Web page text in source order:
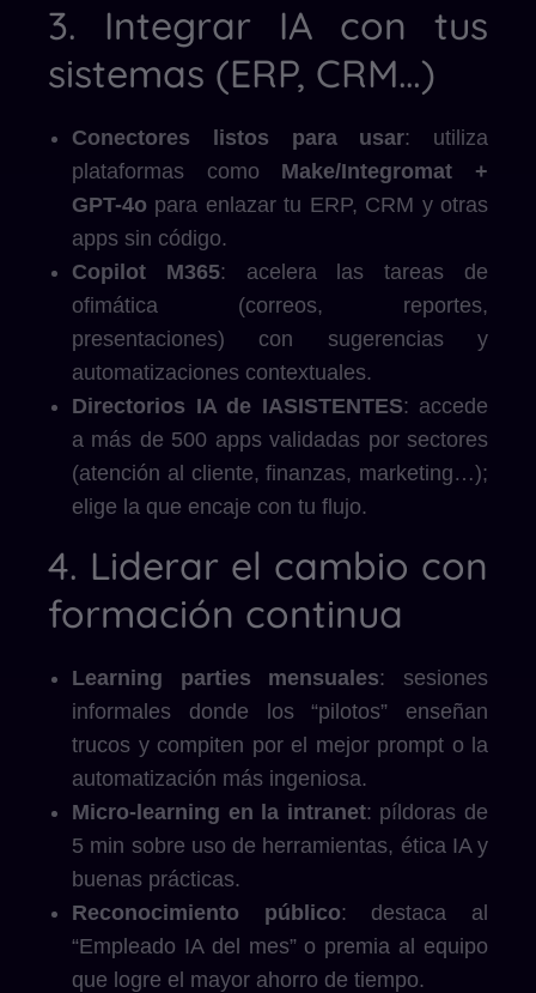
3. Integrar IA con tus
sistemas (ERP, CRM…)
Conectores listos para usar: utiliza
plataformas como Make/Integromat +
GPT-4o para enlazar tu ERP, CRM y otras
apps sin código.
Copilot M365: acelera las tareas de
ofimática (correos, reportes,
presentaciones) con sugerencias y
automatizaciones contextuales.
Directorios IA de IASISTENTES: accede
a más de 500 apps validadas por sectores
(atención al cliente, finanzas, marketing…);
elige la que encaje con tu flujo.
4. Liderar el cambio con
formación continua
Learning parties mensuales: sesiones
informales donde los “pilotos” enseñan
trucos y compiten por el mejor prompt o la
automatización más ingeniosa.
Micro-learning en la intranet: píldoras de
5 min sobre uso de herramientas, ética IA y
buenas prácticas.
Reconocimiento público: destaca al
“Empleado IA del mes” o premia al equipo
que logre el mayor ahorro de tiempo.